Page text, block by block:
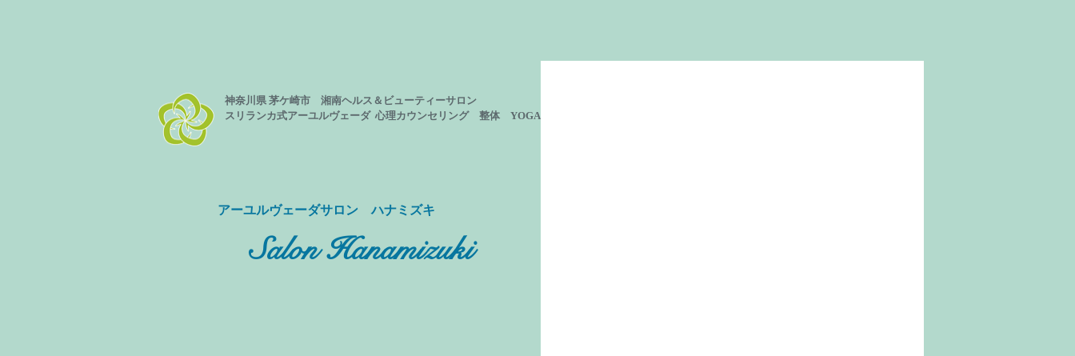
神奈川県 茅ケ崎市 湘南ヘルス＆ビューティーサロン
スリランカ式アーユルヴェーダ 心理カウンセリング 整体 YOGA
​アーユルヴェーダサロン ハナミズキ
Salon Hanamizuki